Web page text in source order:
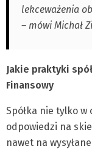
lekceważenia
– mówi Michał
Jakie praktyki
Finansowy
Spółka nie tylko w
odpowiedzi na
nawet na